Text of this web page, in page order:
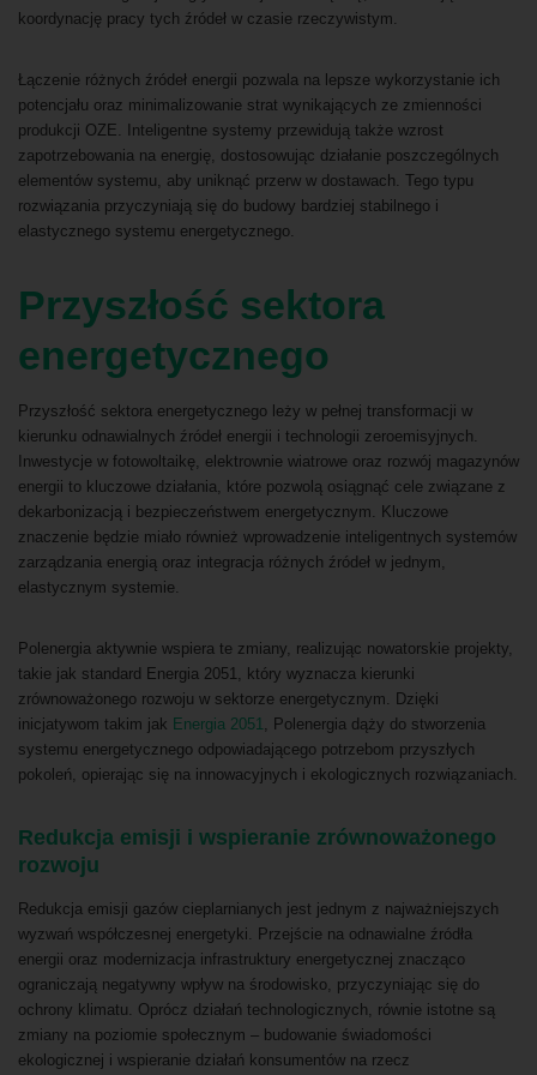
koordynację pracy tych źródeł w czasie rzeczywistym.
Łączenie różnych źródeł energii pozwala na lepsze wykorzystanie ich
potencjału oraz minimalizowanie strat wynikających ze zmienności
produkcji OZE. Inteligentne systemy przewidują także wzrost
zapotrzebowania na energię, dostosowując działanie poszczególnych
elementów systemu, aby uniknąć przerw w dostawach. Tego typu
rozwiązania przyczyniają się do budowy bardziej stabilnego i
elastycznego systemu energetycznego.
Przyszłość sektora
energetycznego
Przyszłość sektora energetycznego leży w pełnej transformacji w
kierunku odnawialnych źródeł energii i technologii zeroemisyjnych.
Inwestycje w fotowoltaikę, elektrownie wiatrowe oraz rozwój magazynów
energii to kluczowe działania, które pozwolą osiągnąć cele związane z
dekarbonizacją i bezpieczeństwem energetycznym. Kluczowe
znaczenie będzie miało również wprowadzenie inteligentnych systemów
zarządzania energią oraz integracja różnych źródeł w jednym,
elastycznym systemie.
Polenergia aktywnie wspiera te zmiany, realizując nowatorskie projekty,
takie jak standard Energia 2051, który wyznacza kierunki
zrównoważonego rozwoju w sektorze energetycznym. Dzięki
inicjatywom takim jak Energia 2051
, Polenergia dąży do stworzenia
systemu energetycznego odpowiadającego potrzebom przyszłych
pokoleń, opierając się na innowacyjnych i ekologicznych rozwiązaniach.
Redukcja emisji i wspieranie zrównoważonego
rozwoju
Redukcja emisji gazów cieplarnianych jest jednym z najważniejszych
wyzwań współczesnej energetyki. Przejście na odnawialne źródła
energii oraz modernizacja infrastruktury energetycznej znacząco
ograniczają negatywny wpływ na środowisko, przyczyniając się do
ochrony klimatu. Oprócz działań technologicznych, równie istotne są
zmiany na poziomie społecznym – budowanie świadomości
ekologicznej i wspieranie działań konsumentów na rzecz